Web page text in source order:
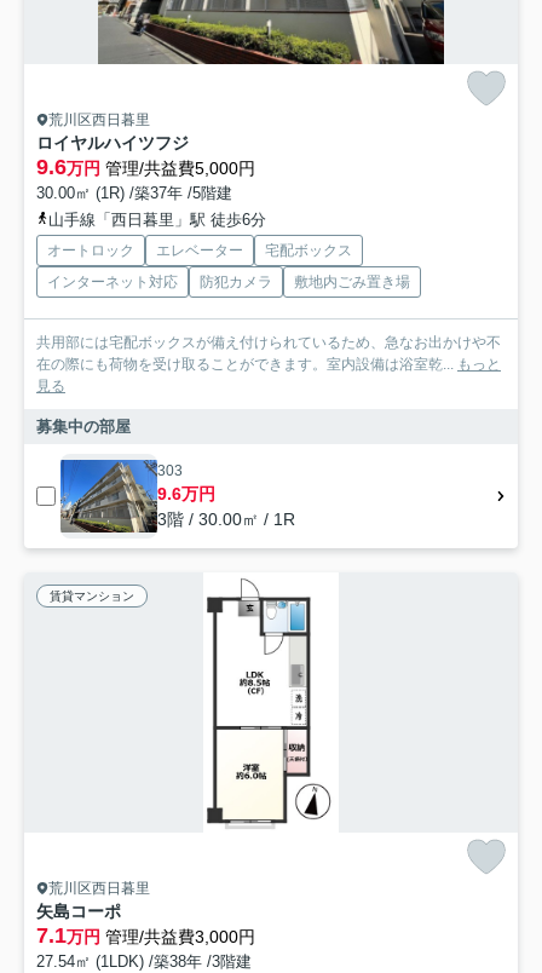
荒川区西日暮里
ロイヤルハイツフジ
9.6万円 管理/共益費5,000円
30.00㎡ (1R) /築37年 /5階建
山手線「西日暮里」駅 徒歩6分
オートロック エレベーター
宅配ボックス
インターネット対応
防犯カメラ 敷地内ごみ置き場
共用部には宅配ボックスが備え付けられているため、急なお出かけや不
在の際にも荷物を受け取ることができます。室内設備は浴室乾... もっと
見る
募集中の部屋
303
9.6万円
3階 / 30.00㎡ / 1R
賃貸マンション
荒川区西日暮里
矢島コーポ
7.1万円 管理/共益費3,000円
27.54㎡ (1LDK) /築38年 /3階建